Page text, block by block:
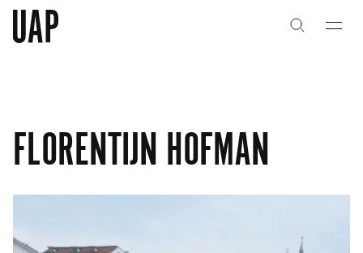
团队与文化
FLORENTIJN HOFMAN
团队与文化